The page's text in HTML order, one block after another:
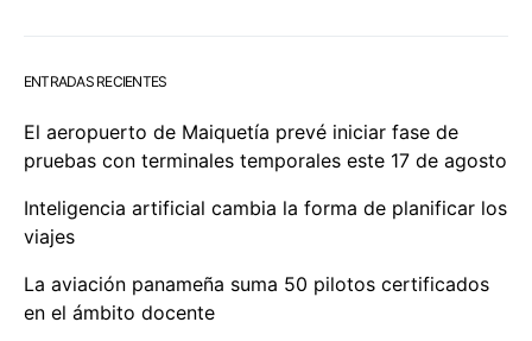
ENTRADAS RECIENTES
El aeropuerto de Maiquetía prevé iniciar fase de
pruebas con terminales temporales este 17 de agosto
Inteligencia artificial cambia la forma de planificar los
viajes
La aviación panameña suma 50 pilotos certificados
en el ámbito docente